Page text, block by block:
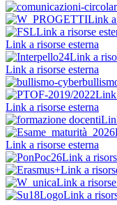
Link a
Link a risorse
Link a risorse esterna
Link a
Link a risorse esterna
Link
Link a risorse esterna
Link a risorse esterna
Link a
Link a
Link a risorse
Link a